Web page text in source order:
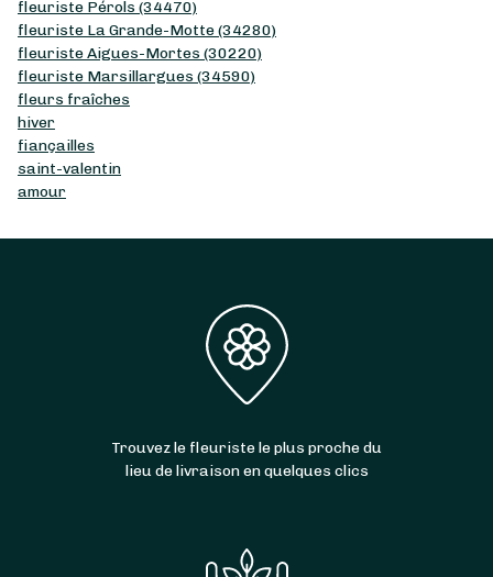
fleuriste Pérols (34470)
fleuriste La Grande-Motte (34280)
fleuriste Aigues-Mortes (30220)
fleuriste Marsillargues (34590)
fleurs fraîches
hiver
fiançailles
saint-valentin
amour
Trouvez le fleuriste le plus proche du
lieu de livraison en quelques clics